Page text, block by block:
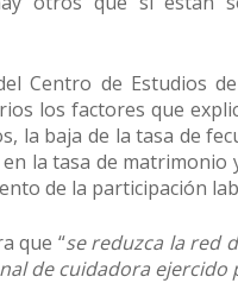
Centro de Estudios
los factores que
la baja de la tasa de
la tasa de
de la participación
que “se reduzca la red
de cuidadora ejercido